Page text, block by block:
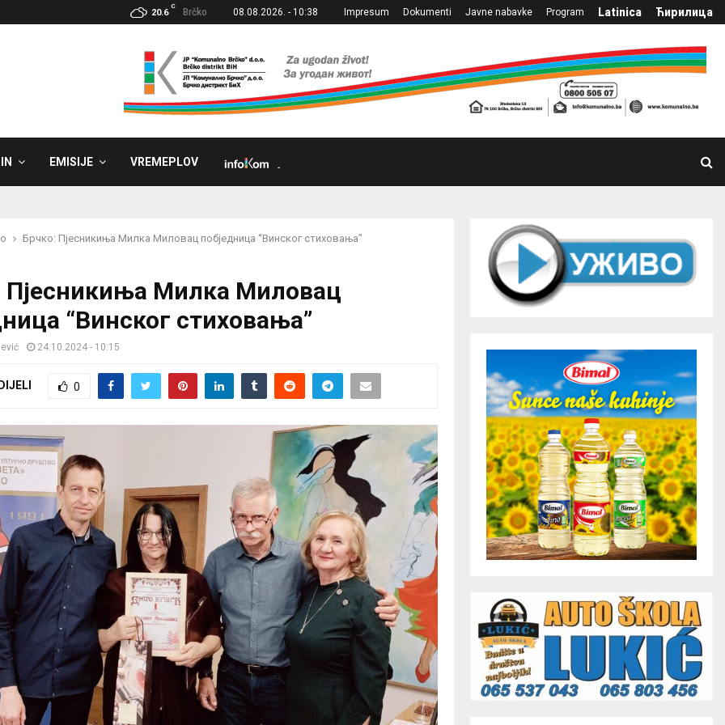
20.6
C
Brčko 08.08.2026. - 10:38 Impresum Dokumenti Javne nabavke Program Latinica Ћирилица
EMISIJE VREMEPLOV
Брчко: Пјесникиња Милка Миловац побједница “Винског стиховања”
Пјесникиња Милка Миловац
“Винског стиховања”
24.10.2024 - 10:15
0